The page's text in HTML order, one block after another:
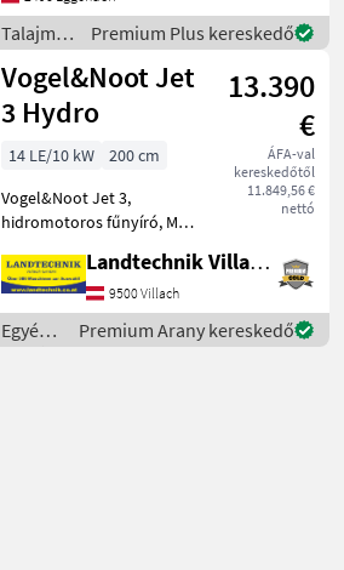
Walze : Ja; Walzentyp:
Stabwalze; Anzahl Vorbesi
Talajművelő
gépek /
Vogel&Noot
Premium Plus kereskedő
Vogel&Noot Jet
3 Hydro
13.390
€
ÁFA-val
kereskedőtől
11.849,56 €
nettó
14 LE/10 kW
200 cm
Vogel&Noot Jet 3,
hidromotoros fűnyíró, MAG
kormányfékkel, 4 soros
tüskés kerekekkel, 2, 0 m-es
kettős késes vágóművel és
1 készlet tartalék késse
Landtechnik Villach GmbH
9500 Villach
Egyéb
mezőgazdasági
Premium Arany kereskedő